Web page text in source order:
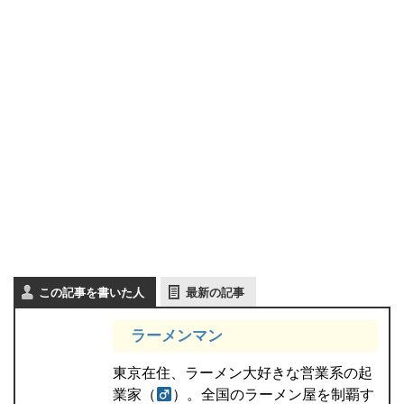
この記事を書いた人 最新の記事
ラーメンマン
東京在住、ラーメン大好きな営業系の起
業家（
）。全国のラーメン屋を制覇す